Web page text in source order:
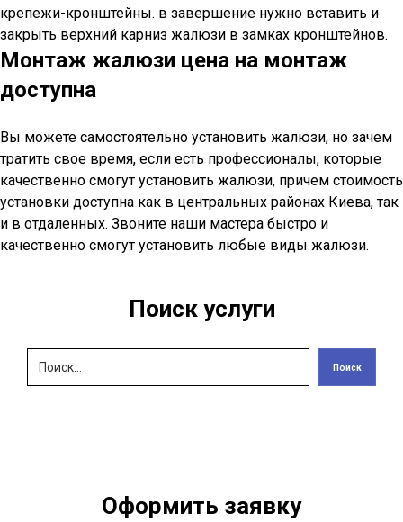
Перед установкой жалюзи нужно приложить жалюзи к
стене или потолку, определить их точное место монтажа.
Необходимо сделать отступы в 2-3 см и установить
крепежи-кронштейны. в завершение нужно вставить и
закрыть верхний карниз жалюзи в замках кронштейнов.
доступна
Вы можете самостоятельно установить жалюзи, но зачем
тратить свое время, если есть профессионалы, которые
качественно смогут установить жалюзи, причем стоимость
качественно смогут установить любые виды жалюзи.